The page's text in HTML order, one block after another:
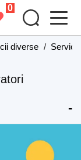
0
diverse /
-